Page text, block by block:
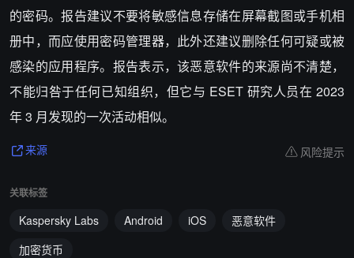
的密码。报告建议不要将敏感信息存储在屏幕截图或手机相
册中，而应使用密码管理器，此外还建议删除任何可疑或被
感染的应用程序。报告表示，该恶意软件的来源尚不清楚，
不能归咎于任何已知组织，但它与 ESET 研究人员在 2023
年 3 月发现的一次活动相似。
来源 风险提示
关联标签
Kaspersky Labs Android iOS
恶意软件
加密货币